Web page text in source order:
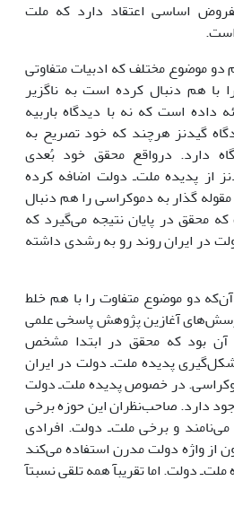
اساسى اعتقاد دارد که ملت
موضوع مختلف که ادبیات متفاوتى
با هم دنبال کرده است به ناگزیر
داده است که نه با دیدگاه باربیه
گیدنز هرچند که خود تصریح به
دارد. درواقع محقق خود بُعدى
از پدیده ملت‌ـ دولت اضافه کرده
گذار به دموکراسى را هم دنبال
محقق در پایان نتیجه مى‌گیرد که
در ایران روند رو به رشدى داشته
دو موضوع متفاوت را با هم خلط
آغازین پژوهش پاسخى علمى
آن بود که محقق در ابتدا مشخص
پدیده ملت‌ـ دولت در ایران
در خصوص پدیده ملت‌ـ دولت
دارد. صاحب‌نظران این حوزه برخى
و برخى ملت‌ـ دولت. افرادى
از واژه دولت مدرن استفاده مى‌کند
دولت. اما تقریبآ همه تلقى نسبتآ